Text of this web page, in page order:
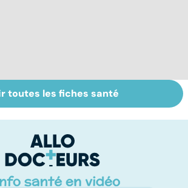
Le TDAH, un
trouble de
ou sans
hyperactivité
toutes les fiches santé